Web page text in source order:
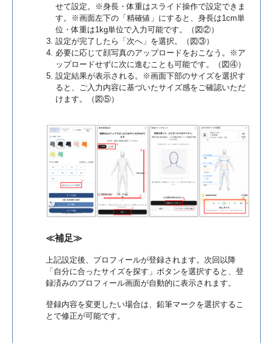
せて設定。※身長・体重はスライド操作で設定できま
す。※画面左下の「精確値」にすると、身長は1cm単
位・体重は1kg単位で入力可能です。（図②）
設定が完了したら「次へ」を選択。（図③）
必要に応じて顔写真のアップロードをおこなう。※ア
ップロードせずに次に進むことも可能です。（図④）
設定結果が表示される。※画面下部のサイズを選択す
ると、ご入力内容に基づいたサイズ感をご確認いただ
けます。（図⑤）
≪補足≫
上記設定後、プロフィールが登録されます。次回以降
「自分に合ったサイズを探す」ボタンを選択すると、登
録済みのプロフィール画面が自動的に表示されます。
登録内容を変更したい場合は、鉛筆マークを選択するこ
とで修正が可能です。